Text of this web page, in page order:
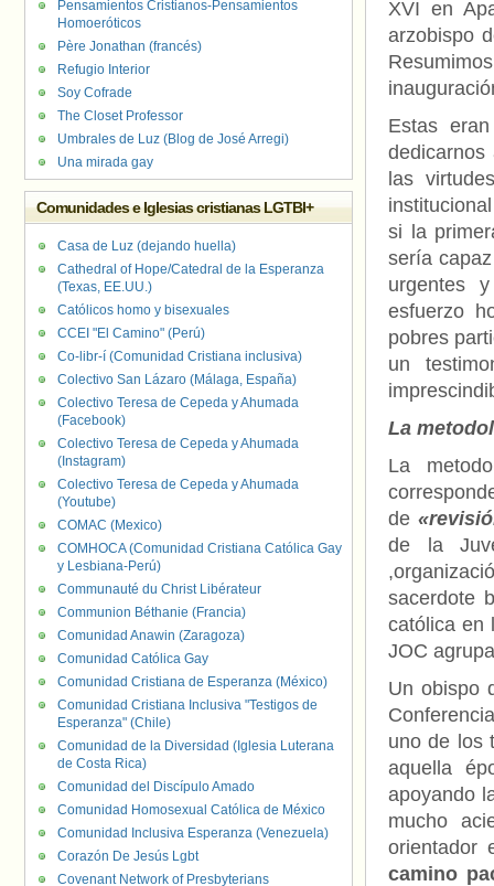
XVI en
arzobispo
Estas
dedicarnos
las
si la
sería
urgentes
esfuerzo
pobres
un
La
La
de
de la
sacerdote
católica en
JOC
Un obispo
uno de los
aquella
apoyando
mucho
orientador
camino
Pensamientos Cristianos-Pensamientos
Homoeróticos
Père Jonathan (francés)
Refugio Interior
Soy Cofrade
The Closet Professor
Umbrales de Luz (Blog de José Arregi)
Una mirada gay
Comunidades e Iglesias cristianas LGTBI+
Casa de Luz (dejando huella)
Cathedral of Hope/Catedral de la Esperanza
(Texas, EE.UU.)
Católicos homo y bisexuales
CCEI "El Camino" (Perú)
Co-libr-í (Comunidad Cristiana inclusiva)
Colectivo San Lázaro (Málaga, España)
Colectivo Teresa de Cepeda y Ahumada
(Facebook)
Colectivo Teresa de Cepeda y Ahumada
(Instagram)
Colectivo Teresa de Cepeda y Ahumada
(Youtube)
COMAC (Mexico)
COMHOCA (Comunidad Cristiana Católica Gay
y Lesbiana-Perú)
Communauté du Christ Libérateur
Communion Béthanie (Francia)
Comunidad Anawin (Zaragoza)
Comunidad Católica Gay
Comunidad Cristiana de Esperanza (México)
Comunidad Cristiana Inclusiva "Testigos de
Esperanza" (Chile)
Comunidad de la Diversidad (Iglesia Luterana
de Costa Rica)
Comunidad del Discípulo Amado
Comunidad Homosexual Católica de México
Comunidad Inclusiva Esperanza (Venezuela)
Corazón De Jesús Lgbt
Covenant Network of Presbyterians